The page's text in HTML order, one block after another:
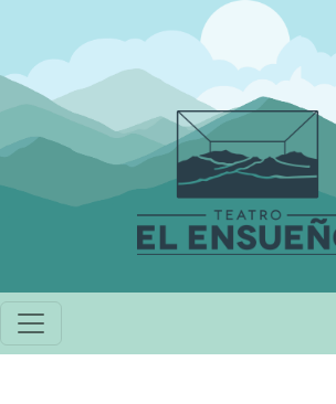
Pasar al contenido principal